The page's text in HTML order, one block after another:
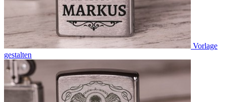
Vorlage
gestalten